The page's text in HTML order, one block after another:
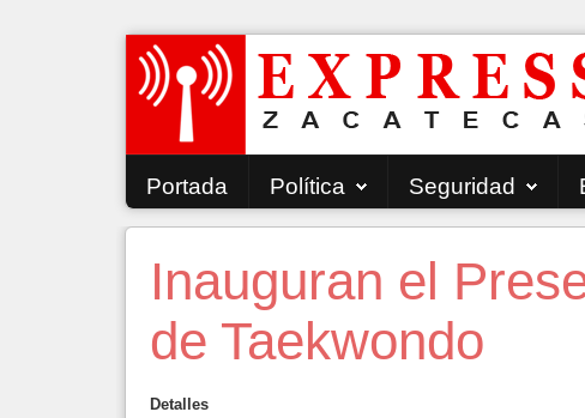
Portada Política Seguridad
Inauguran el
de Taekwondo
Detalles